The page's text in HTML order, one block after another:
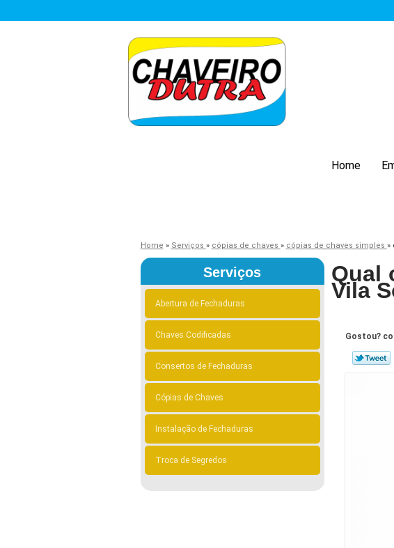
Home
Home » Serviços » cópias de chaves » cópias de chaves simples »
Serviços
Abertura de Fechaduras
Chaves Codificadas
Consertos de Fechaduras
Cópias de Chaves
Instalação de Fechaduras
Troca de Segredos
Qual
Vila
Gostou?